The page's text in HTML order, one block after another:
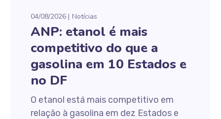
04/08/2026 Notícias
ANP: etanol é mais
competitivo do que a
gasolina em 10 Estados e
no DF
O etanol está mais competitivo em
relação à gasolina em dez Estados e